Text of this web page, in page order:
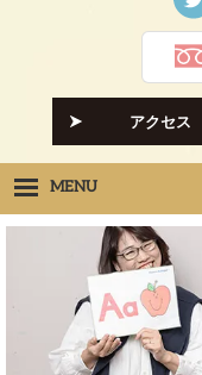
アクセス
MENU
Heartの想い HOPE
クラス紹介 CLASS
先生紹介 INSTRUCTORS